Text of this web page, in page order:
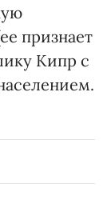
признает
Кипр с